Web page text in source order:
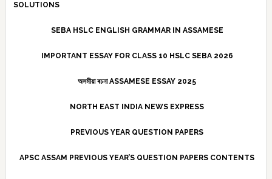
SOLUTIONS
SEBA HSLC ENGLISH GRAMMAR IN ASSAMESE
IMPORTANT ESSAY FOR CLASS 10 HSLC SEBA 2026
অসমীয়া ৰচনা ASSAMESE ESSAY 2025
NORTH EAST INDIA NEWS EXPRESS
PREVIOUS YEAR QUESTION PAPERS
APSC ASSAM PREVIOUS YEAR’S QUESTION PAPERS CONTENTS